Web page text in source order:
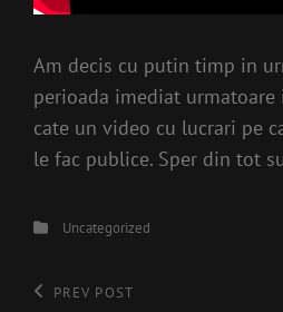
Am decis cu putin timp in
perioada imediat
cate un video cu lucrari pe
le fac publice. Sper din tot
CategoriesUncategorized
Post
Previous
PREV POST